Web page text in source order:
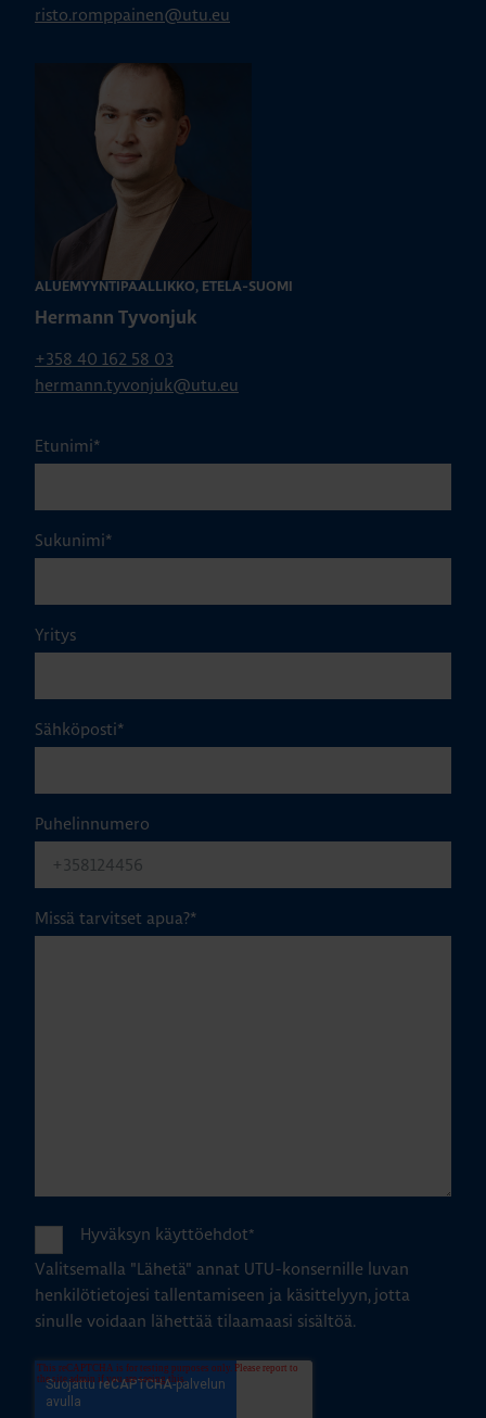
risto.romppainen@utu.eu
ALUEMYYNTIPÄÄLLIKKÖ, ETELÄ-SUOMI
Hermann Tyvonjuk
+358 40 162 58 03
hermann.tyvonjuk@utu.eu
Etunimi*
Sukunimi*
Yritys
Sähköposti*
Puhelinnumero
Missä tarvitset apua?*
Hyväksyn käyttöehdot*
Valitsemalla "Lähetä" annat UTU-konsernille luvan
henkilötietojesi tallentamiseen ja käsittelyyn, jotta
sinulle voidaan lähettää tilaamaasi sisältöä.